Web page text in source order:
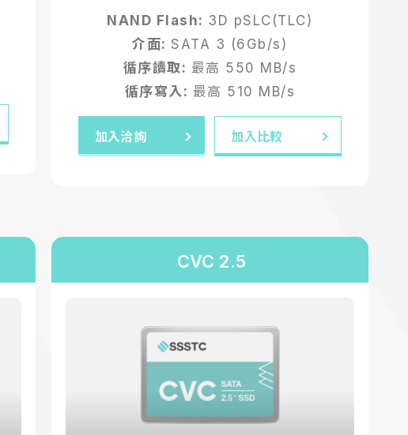
NAND Flash: 3D pSLC(TLC)
介面: SATA 3 (6Gb/s)
循序讀取: 最高 550 MB/s
循序寫入: 最高 510 MB/s
加入洽詢 加入比較
CVC 2.5